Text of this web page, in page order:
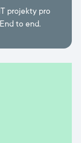
projekty pro
to end.